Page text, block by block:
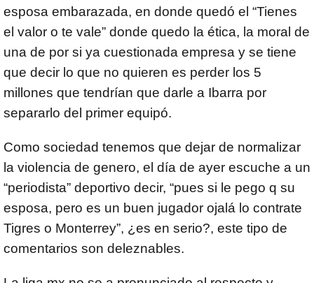
esposa embarazada, en donde quedó el “Tienes
el valor o te vale” donde quedo la ética, la moral de
una de por si ya cuestionada empresa y se tiene
que decir lo que no quieren es perder los 5
millones que tendrían que darle a Ibarra por
separarlo del primer equipó.
Como sociedad tenemos que dejar de normalizar
la violencia de genero, el día de ayer escuche a un
“periodista” deportivo decir, “pues si le pego q su
esposa, pero es un buen jugador ojalá lo contrate
Tigres o Monterrey”, ¿es en serio?, este tipo de
comentarios son deleznables.